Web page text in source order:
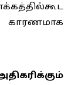
காரணமாக